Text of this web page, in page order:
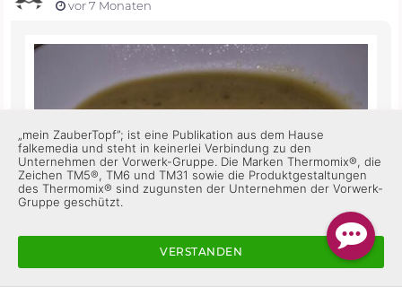
vor 7 Monaten
„mein ZauberTopf”; ist eine Publikation aus dem Hause
falkemedia und steht in keinerlei Verbindung zu den
Unternehmen der Vorwerk-Gruppe. Die Marken Thermomix®, die
Zeichen TM5®, TM6 und TM31 sowie die Produktgestaltungen
des Thermomix® sind zugunsten der Unternehmen der Vorwerk-
Gruppe geschützt.
VERSTANDEN